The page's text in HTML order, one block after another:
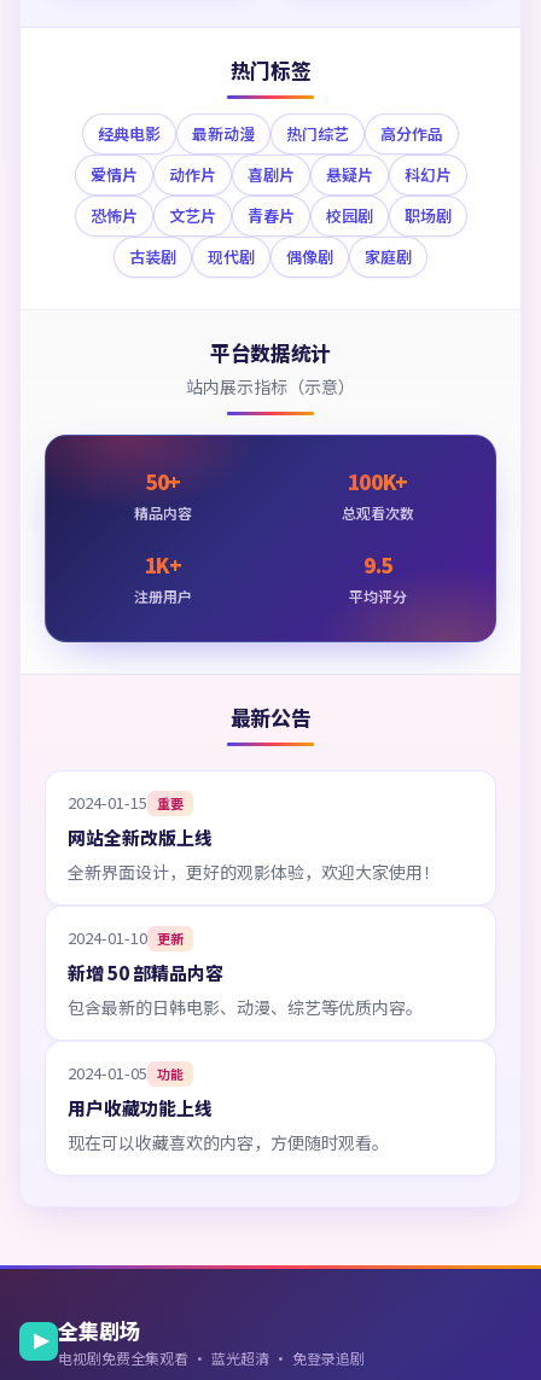
热门标签
经典电影 最新动漫 热门综艺
高分作品
爱情片
动作片 喜剧片 悬疑片
科幻片
恐怖片
文艺片 青春片 校园剧
职场剧
古装剧
现代剧 偶像剧 家庭剧
平台数据统计
站内展示指标（示意）
50+
精品内容
100K+
总观看次数
1K+
注册用户
9.5
平均评分
最新公告
2024-01-15 重要
网站全新改版上线
全新界面设计，更好的观影体验，欢迎大家使用！
2024-01-10 更新
新增 50 部精品内容
包含最新的日韩电影、动漫、综艺等优质内容。
2024-01-05 功能
用户收藏功能上线
现在可以收藏喜欢的内容，方便随时观看。
全集剧场
电视剧免费全集观看 · 蓝光超清 · 免登录追剧